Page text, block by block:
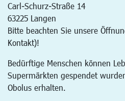
Carl-Schurz-Straße 14
63225 Langen
Bitte beachten Sie unsere
Kontakt)!
Bedürftige Menschen können
Supermärkten gespendet
Obolus erhalten.